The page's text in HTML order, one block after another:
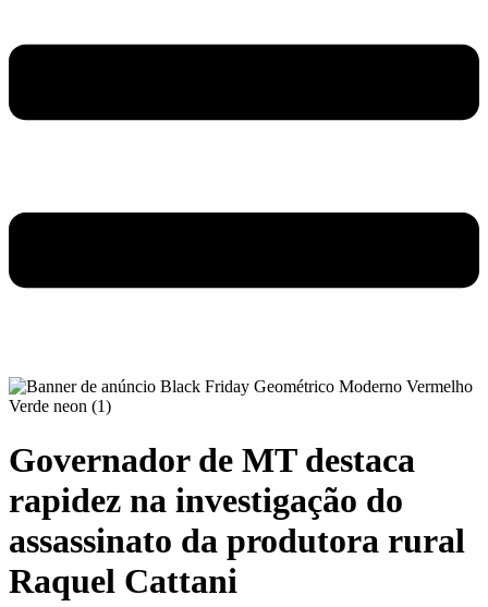
Governador de MT destaca
rapidez na investigação do
assassinato da produtora rural
Raquel Cattani